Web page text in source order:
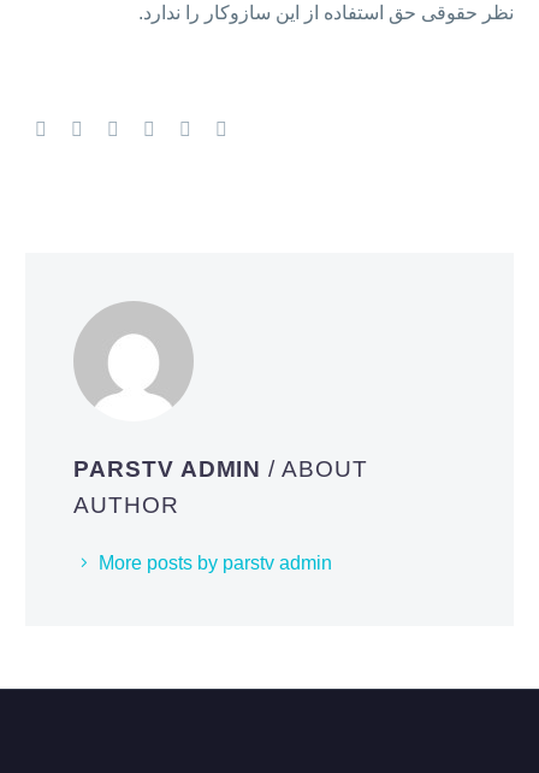
نظر حقوقی حق استفاده از این سازوکار را ندارد.
PARSTV ADMIN/ ABOUT
AUTHOR
More posts by parstv admin